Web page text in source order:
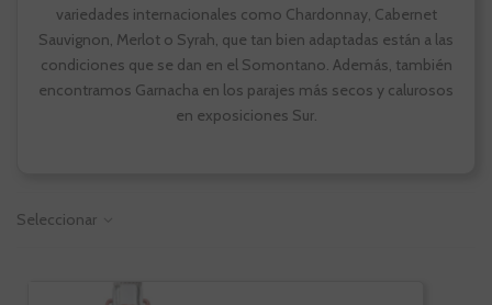
variedades internacionales como Chardonnay, Cabernet
Sauvignon, Merlot o Syrah, que tan bien adaptadas están a las
condiciones que se dan en el Somontano. Además, también
encontramos Garnacha en los parajes más secos y calurosos
en exposiciones Sur.
Seleccionar